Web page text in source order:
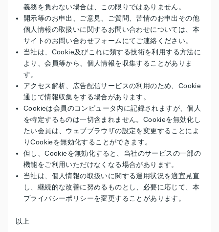
義務を負わない場合は、この限りではありません。
開示等のお申出、ご意見、ご質問、苦情のお申出その他
個人情報の取扱いに関するお問い合わせについては、本
サイトのお問い合わせフォームにてご連絡ください。
当社は、Cookie及びこれに類する技術を利用する方法に
より、会員等から、個人情報を収集することがありま
す。
アクセス解析、広告配信サービスの利用のため、Cookie
通じて情報収集をする場合があります。
Cookieは会員のコンピュータ内に記録されますが、個人
を特定するものは一切含まれません。Cookieを無効化し
たい会員は、ウェブブラウザの設定を変更することによ
りCookieを無効化することができます。
但し、Cookieを無効化すると、当社のサービスの一部の
機能をご利用いただけなくなる場合があります。
当社は、個人情報の取扱いに関する運用状況を適宜見直
し、継続的な改善に努めるものとし、必要に応じて、本
プライバシーポリシーを変更することがあります。
以上